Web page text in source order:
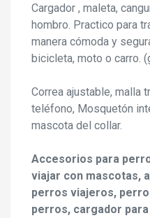
Cargador , maleta,
hombro. Practico para
manera cómoda y
bicicleta, moto o carro.
Correa ajustable, malla
teléfono, Mosquetón
mascota del collar.
Accesorios para
viajar con mascotas,
perros viajeros,
perros, cargador